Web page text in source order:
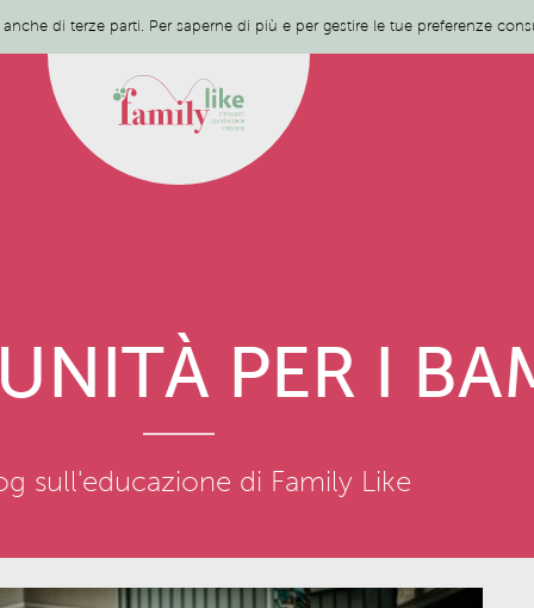
di terze parti. Per saperne di più e per gestire le tue preferenze
PER I
sull'educazione di Family Like